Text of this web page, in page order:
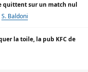
quittent sur un match nul
S. Baldoni
la toile, la pub KFC de